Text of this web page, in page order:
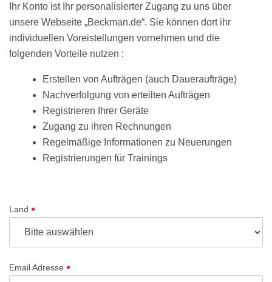
Ihr Konto ist Ihr personalisierter Zugang zu uns über
unsere Webseite „Beckman.de“. Sie können dort ihr
individuellen Voreistellungen vornehmen und die
folgenden Vorteile nutzen :
Erstellen von Aufträgen (auch Daueraufträge)
Nachverfolgung von erteilten Aufträgen
Registrieren Ihrer Geräte
Zugang zu ihren Rechnungen
Regelmäßige Informationen zu Neuerungen
Registrierungen für Trainings
Land
Email Adresse